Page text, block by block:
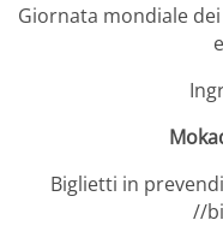
Giornata mondiale
Biglietti in
//